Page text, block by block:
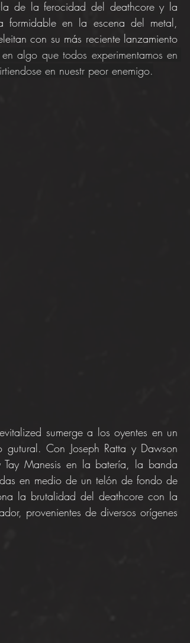
de la ferocidad del deathcore y la
en la escena del metal,
con su más reciente lanzamiento
algo que todos experimentamos en
en nuestr peor enemigo.
sumerge a los oyentes en un
Con Joseph Ratta y Dawson
Tay Manesis en la batería, la banda
en medio de un telón de fondo de
la brutalidad del deathcore con la
provenientes de diversos orígenes